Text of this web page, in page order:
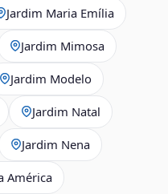
Jardim Maria Emília
Jardim Mimosa
Jardim Modelo
Jardim Natal
Jardim Nena
América